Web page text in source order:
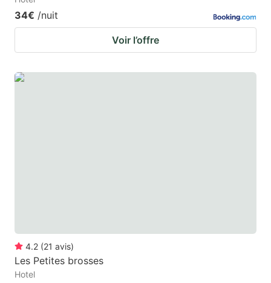
34€ /nuit
Voir l’offre
4.2 (21 avis)
Les Petites brosses
Hotel